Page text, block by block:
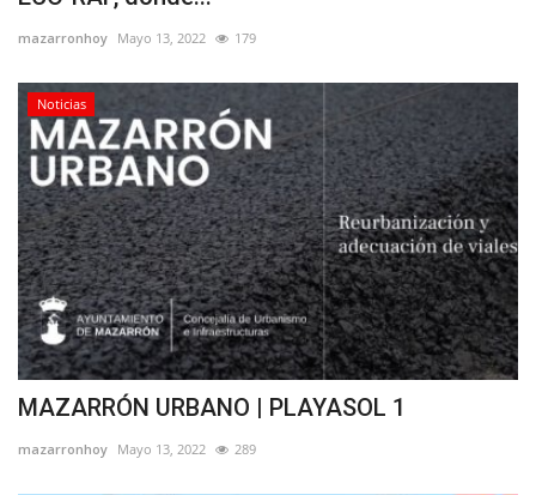
mazarronhoy Mayo 13, 2022 179
Noticias
MAZARRÓN URBANO | PLAYASOL 1
mazarronhoy Mayo 13, 2022 289